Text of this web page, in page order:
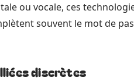
ou vocale, ces
souvent le mot de
discrètes